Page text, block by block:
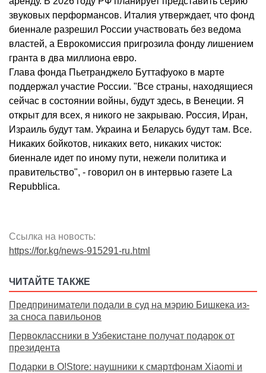
звуковых перформансов. Италия утверждает, что фонд
биеннале разрешил России участвовать без ведома
властей, а Еврокомиссия пригрозила фонду лишением
гранта в два миллиона евро.
Глава фонда Пьетранджело Буттафуоко в марте
поддержал участие России. "Все страны, находящиеся
сейчас в состоянии войны, будут здесь, в Венеции. Я
открыт для всех, я никого не закрываю. Россия, Иран,
Израиль будут там. Украина и Беларусь будут там. Все.
Никаких бойкотов, никаких вето, никаких чисток:
биеннале идет по иному пути, нежели политика и
правительство", - говорил он в интервью газете La
Repubblica.
Ссылка на новость:
https://for.kg/news-915291-ru.html
ЧИТАЙТЕ ТАКЖЕ
Предприниматели подали в суд на мэрию Бишкека из-
за сноса павильонов
Первоклассники в Узбекистане получат подарок от
президента
Подарки в O!Store: наушники к смартфонам Xiaomi и